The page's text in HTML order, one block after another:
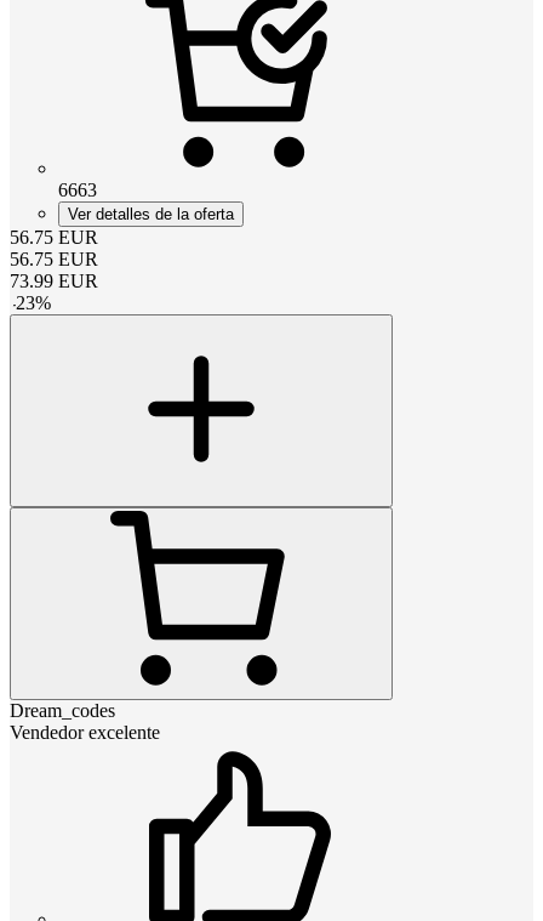
6663
Ver detalles de la oferta
56.75 EUR
56.75 EUR
73.99 EUR
-23%
Dream_codes
Vendedor excelente